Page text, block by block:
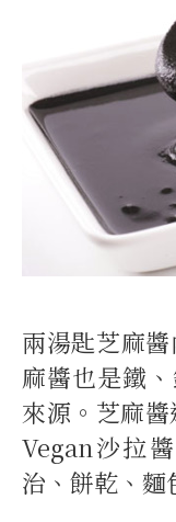
兩湯匙芝麻
麻醬也是鐵
來源。芝麻
Vegan沙拉
治、餅乾、麵